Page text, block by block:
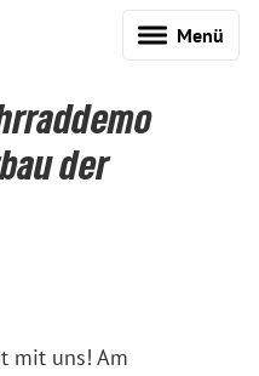
Menü
der
mit uns! Am